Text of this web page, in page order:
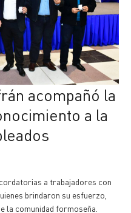
a la
a trabajadores con
brindaron su esfuerzo,
la comunidad formoseña.